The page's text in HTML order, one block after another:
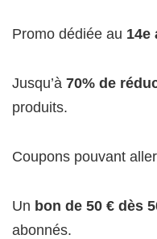
Promo dédiée au 14e
Jusqu’à 70% de
produits.
Coupons pouvant aller
Un bon de 50 € dès
abonnés.